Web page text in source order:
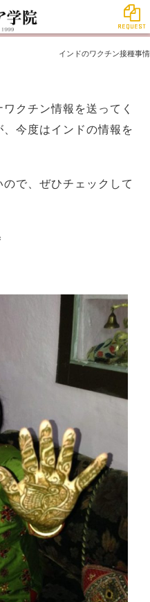
インドのワクチン接種事情
クチン情報を送ってく
今度はインドの情報を
で、ぜひチェックして
REQUEST